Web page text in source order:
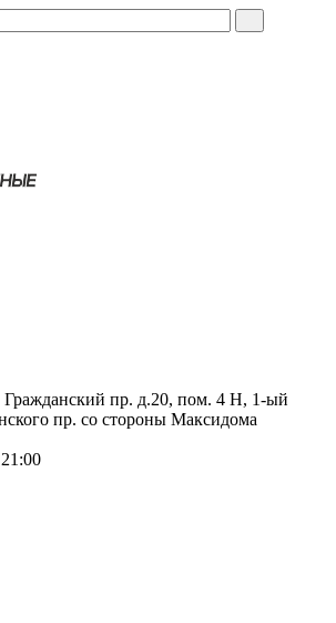
Гражданский пр. д.20, пом. 4 Н, 1-ый
пр. со стороны Максидома